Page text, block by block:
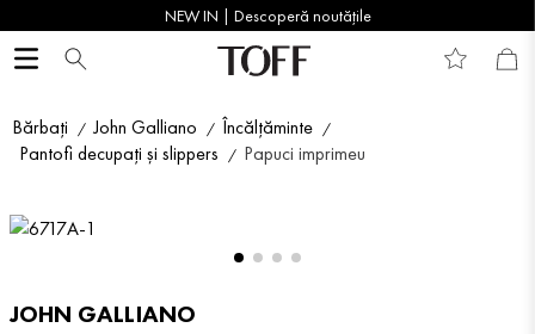
NEW IN | Descoperă noutățile
Bărbați John Galliano
Încălțăminte
Pantofi decupați și slippers
Papuci imprimeu
JOHN GALLIANO